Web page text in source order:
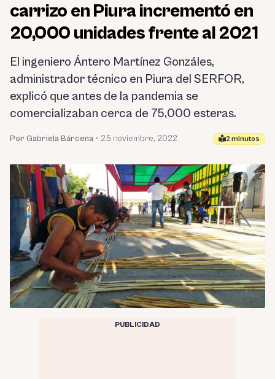
carrizo en Piura incrementó en
20,000 unidades frente al 2021
El ingeniero Ántero Martínez Gonzáles,
administrador técnico en Piura del SERFOR,
explicó que antes de la pandemia se
comercializaban cerca de 75,000 esteras.
Por Gabriela Bárcena • 25 noviembre, 2022 2 minutos
PUBLICIDAD